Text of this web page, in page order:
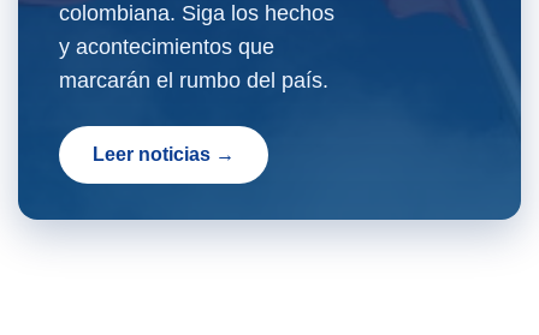
colombiana. Siga los hechos
y acontecimientos que
marcarán el rumbo del país.
Leer noticias →